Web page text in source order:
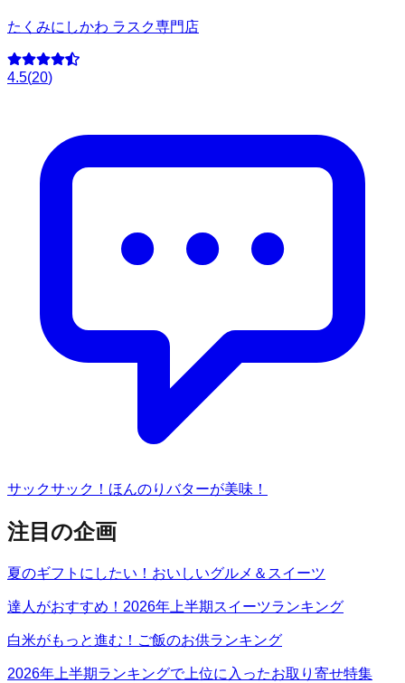
たくみにしかわ ラスク専門店
4.5(20)
サックサック！ほんのりバターが美味！
注目の企画
夏のギフトにしたい！おいしいグルメ＆スイーツ
達人がおすすめ！2026年上半期スイーツランキング
白米がもっと進む！ご飯のお供ランキング
2026年上半期ランキングで上位に入ったお取り寄せ特集